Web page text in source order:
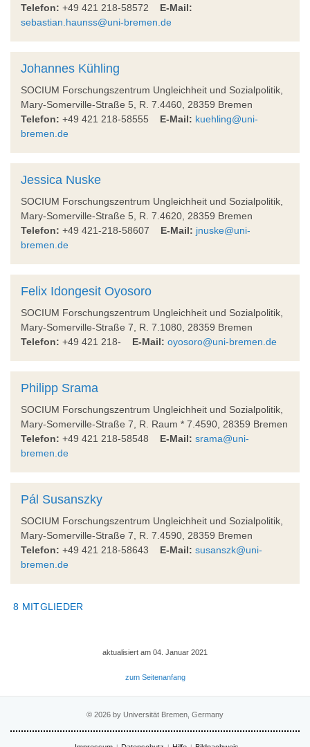
Telefon: +49 421 218-58572 E-Mail:
sebastian.haunss@uni-bremen.de
Johannes Kühling
SOCIUM Forschungszentrum Ungleichheit und Sozialpolitik,
Mary-Somerville-Straße 5, R. 7.4460, 28359 Bremen
Telefon: +49 421 218-58555 E-Mail: kuehling@uni-
bremen.de
Jessica Nuske
SOCIUM Forschungszentrum Ungleichheit und Sozialpolitik,
Mary-Somerville-Straße 5, R. 7.4620, 28359 Bremen
Telefon: +49 421-218-58607 E-Mail: jnuske@uni-
bremen.de
Felix Idongesit Oyosoro
SOCIUM Forschungszentrum Ungleichheit und Sozialpolitik,
Mary-Somerville-Straße 7, R. 7.1080, 28359 Bremen
Telefon: +49 421 218- E-Mail: oyosoro@uni-bremen.de
Philipp Srama
SOCIUM Forschungszentrum Ungleichheit und Sozialpolitik,
Mary-Somerville-Straße 7, R. Raum * 7.4590, 28359 Bremen
Telefon: +49 421 218-58548 E-Mail: srama@uni-
bremen.de
Pál Susanszky
SOCIUM Forschungszentrum Ungleichheit und Sozialpolitik,
Mary-Somerville-Straße 7, R. 7.4590, 28359 Bremen
Telefon: +49 421 218-58643 E-Mail: susanszk@uni-
bremen.de
8 MITGLIEDER
aktualisiert am 04. Januar 2021
zum Seitenanfang
© 2026 by Universität Bremen, Germany